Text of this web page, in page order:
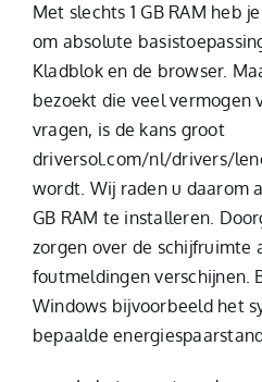
Met slechts 1 GB RAM heb
om absolute
Kladblok en de browser.
bezoekt die veel vermogen
vragen, is de kans groot
driversol.com/nl/drivers/
wordt. Wij raden u daarom
GB RAM te installeren.
zorgen over de schijfruimte
foutmeldingen verschijnen.
Windows bijvoorbeeld het
bepaalde